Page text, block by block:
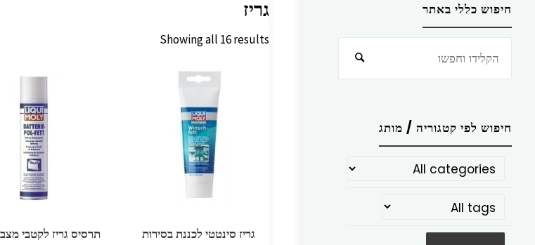
גריז
Showing all 16 results
גריז סינטטי לכננת בסירות
חיפוש כללי באתר
חיפוש
חיפוש לפי קטגוריה / מותג